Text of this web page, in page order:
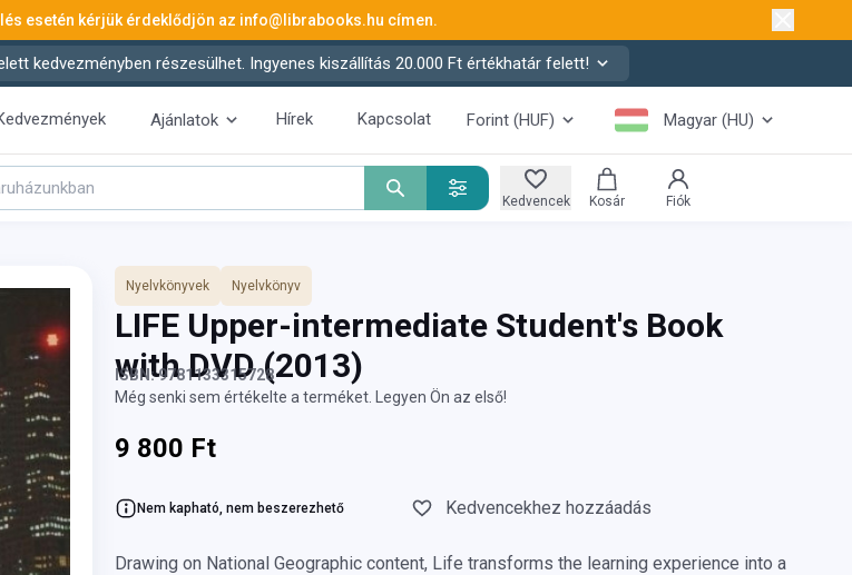
esetén kérjük érdeklődjön az info@librabooks.hu címen.
kedvezményben részesülhet. Ingyenes kiszállítás 20.000 Ft értékhatár felett!
Ajánlatok Hírek Kapcsolat Forint (HUF) Magyar (HU)
Kedvencek Kosár Fiók
Nyelvkönyvek Nyelvkönyv
LIFE Upper-intermediate Student's Book
with DVD(2013)
ISBN: 9781133315728
Még senki sem értékelte a terméket. Legyen Ön az első!
9 800 Ft
Nem kapható, nem beszerezhető Kedvencekhez hozzáadás
Drawing on National Geographic content, Life transforms the learning experience into a